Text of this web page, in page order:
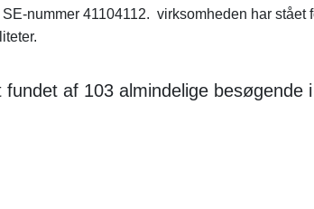
nummer 41104112. virksomheden har stået
af 103 almindelige besøgende i